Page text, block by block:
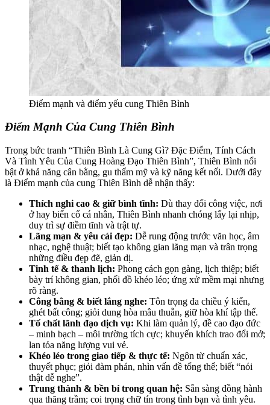
Điểm mạnh và điểm yếu cung Thiên Bình
Điểm Mạnh Của Cung Thiên Bình
Trong bức tranh “Thiên Bình Là Cung Gì? Đặc Điểm, Tính Cách
Và Tình Yêu Của Cung Hoàng Đạo Thiên Bình”, Thiên Bình nổi
bật ở khả năng cân bằng, gu thẩm mỹ và kỹ năng kết nối. Dưới đây
là Điểm mạnh của cung Thiên Bình dễ nhận thấy:
Thích nghi cao & giữ bình tĩnh: Dù thay đổi công việc, nơi
ở hay biến cố cá nhân, Thiên Bình nhanh chóng lấy lại nhịp,
duy trì sự điềm tĩnh và trật tự.
Lãng mạn & yêu cái đẹp: Dễ rung động trước văn học, âm
nhạc, nghệ thuật; biết tạo không gian lãng mạn và trân trọng
những điều đẹp đẽ, giản dị.
Tinh tế & thanh lịch: Phong cách gọn gàng, lịch thiệp; biết
bày trí không gian, phối đồ khéo léo; ứng xử mềm mại nhưng
rõ ràng.
Công bằng & biết lắng nghe: Tôn trọng đa chiều ý kiến,
ghét bất công; giỏi dung hòa mâu thuẫn, giữ hòa khí tập thể.
Tố chất lãnh đạo dịch vụ: Khi làm quản lý, đề cao đạo đức
– minh bạch – môi trường tích cực; khuyến khích trao đổi mở;
lan tỏa năng lượng vui vẻ.
Khéo léo trong giao tiếp & thực tế: Ngôn từ chuẩn xác,
thuyết phục; giỏi đàm phán, nhìn vấn đề tổng thể; biết “nói
thật dễ nghe”.
Trung thành & bền bỉ trong quan hệ: Sẵn sàng đồng hành
qua thăng trầm; coi trọng chữ tín trong tình bạn và tình yêu.